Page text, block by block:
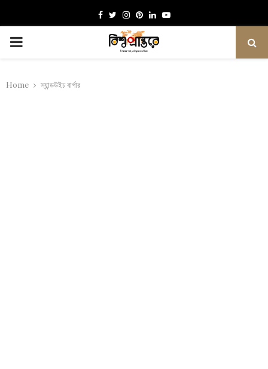
Facebook
TwitterInstagram
Pinterest
LinkedinYoutube
PRIMARY
Home স্যান্ডউইচ বার্গার